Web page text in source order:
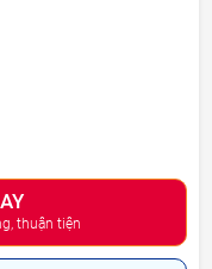
thuận tiện